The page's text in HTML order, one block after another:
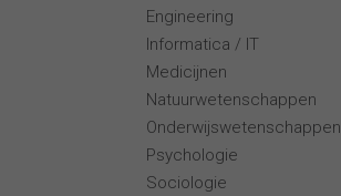
Engineering
Informatica / IT
Medicijnen
Natuurwetenschappen
Onderwijswetenschappen
Psychologie
Sociologie